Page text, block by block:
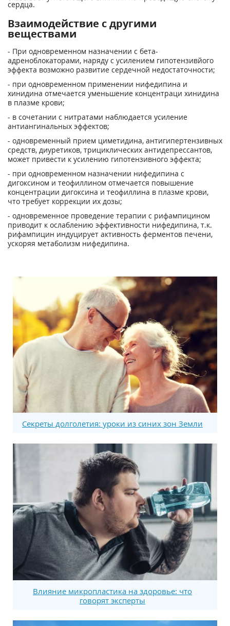
сердца.
Взаимодействие с другими
веществами
- При одновременном назначении с бета-
адреноблокаторами, наряду с усилением гипотензивйого
эффекта возможно развитие сердечной недостаточности;
- при одновременном применении нифедипина и
хинидина отмечается уменьшение концентраци хинидина
в плазме крови;
- в сочетании с нитратами наблюдается усиление
антиангинальных эффектов;
- одновременный прием циметидина, антигипертензивных
средств, диуретиков, трициклических антидепрессантов,
может привести к усилению гипотензивного эффекта;
- при одновременном назначении нифедипина с
дигоксином и теофиллином отмечается повышение
концентрации дигоксина и теофиллина в плазме крови,
что требует коррекции их дозы;
- одновременное проведение терапии с рифампицином
приводит к ослаблению эффективности нифедипина, т.к.
рифампицин индуцирует активность ферментов печени,
ускоряя метаболизм нифедипина.
Секреты долголетия: уроки из синих зон Земли
Влияние микропластика на здоровье: что
говорят эксперты